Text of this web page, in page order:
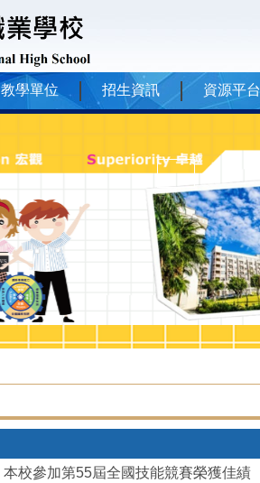
教學單位 招生資訊 資源平台
本校參加第55屆全國技能競賽榮獲佳績